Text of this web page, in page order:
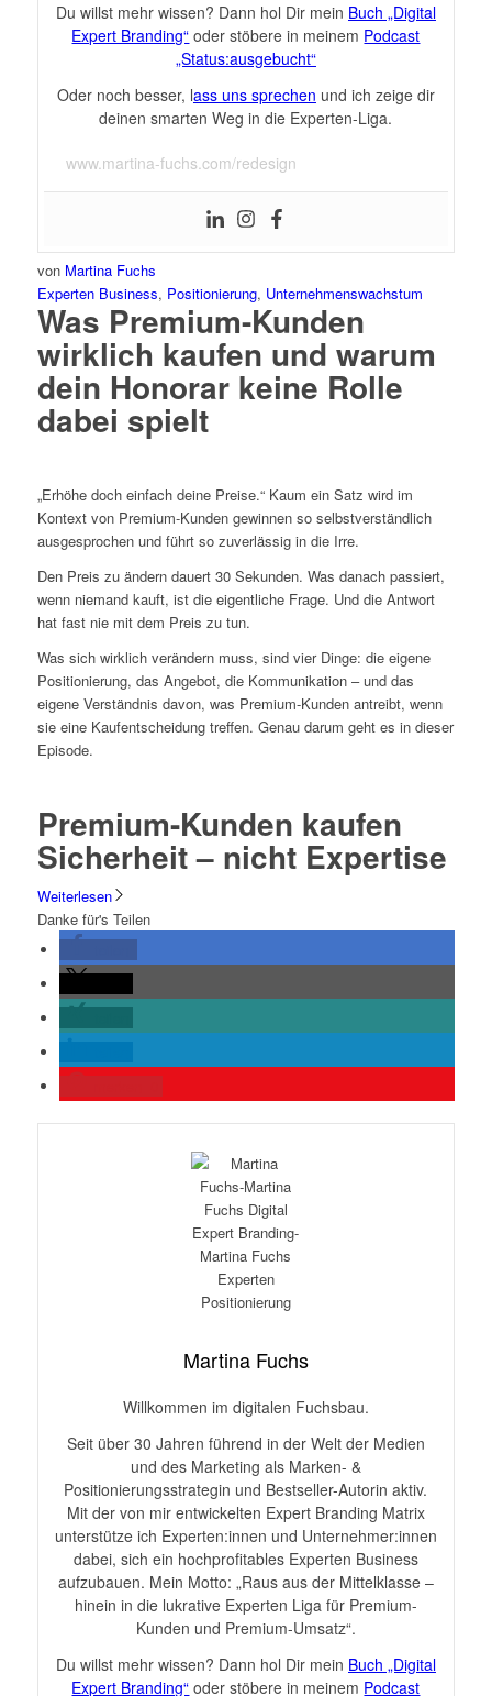
Du willst mehr wissen? Dann hol Dir mein Buch „Digital
Expert Branding“ oder stöbere in meinem Podcast
„Status:ausgebucht“
Oder noch besser, lass uns sprechen und ich zeige dir
deinen smarten Weg in die Experten-Liga.
www.martina-fuchs.com/redesign
von Martina Fuchs
Experten Business, Positionierung, Unternehmenswachstum
Was Premium-Kunden
wirklich kaufen und warum
dein Honorar keine Rolle
dabei spielt
„Erhöhe doch einfach deine Preise.“ Kaum ein Satz wird im
Kontext von Premium-Kunden gewinnen so selbstverständlich
ausgesprochen und führt so zuverlässig in die Irre.
Den Preis zu ändern dauert 30 Sekunden. Was danach passiert,
wenn niemand kauft, ist die eigentliche Frage. Und die Antwort
hat fast nie mit dem Preis zu tun.
Was sich wirklich verändern muss, sind vier Dinge: die eigene
Positionierung, das Angebot, die Kommunikation – und das
eigene Verständnis davon, was Premium-Kunden antreibt, wenn
sie eine Kaufentscheidung treffen. Genau darum geht es in dieser
Episode.
Premium-Kunden kaufen
Sicherheit – nicht Expertise
Weiterlesen
Danke für's Teilen
Martina Fuchs
Willkommen im digitalen Fuchsbau.
Seit über 30 Jahren führend in der Welt der Medien
und des Marketing als Marken- &
Positionierungsstrategin und Bestseller-Autorin aktiv.
Mit der von mir entwickelten Expert Branding Matrix
unterstütze ich Experten:innen und Unternehmer:innen
dabei, sich ein hochprofitables Experten Business
aufzubauen. Mein Motto: „Raus aus der Mittelklasse –
hinein in die lukrative Experten Liga für Premium-
Kunden und Premium-Umsatz“.
Du willst mehr wissen? Dann hol Dir mein Buch „Digital
Expert Branding“ oder stöbere in meinem Podcast